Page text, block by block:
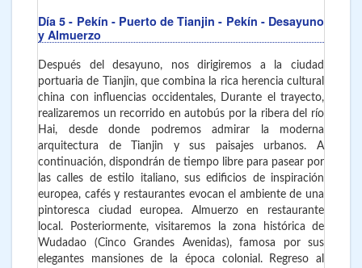
Día 5 - Pekín - Puerto de Tianjin - Pekín - Desayuno
y Almuerzo
Después del desayuno, nos dirigiremos a la ciudad
portuaria de Tianjin, que combina la rica herencia cultural
china con influencias occidentales, Durante el trayecto,
realizaremos un recorrido en autobús por la ribera del río
Hai, desde donde podremos admirar la moderna
arquitectura de Tianjin y sus paisajes urbanos. A
continuación, dispondrán de tiempo libre para pasear por
las calles de estilo italiano, sus edificios de inspiración
europea, cafés y restaurantes evocan el ambiente de una
pintoresca ciudad europea. Almuerzo en restaurante
local. Posteriormente, visitaremos la zona histórica de
Wudadao (Cinco Grandes Avenidas), famosa por sus
elegantes mansiones de la época colonial. Regreso al